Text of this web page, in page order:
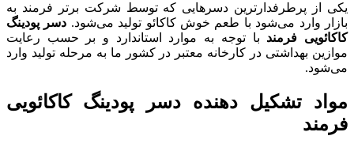
یکی از پرطرفدارترین دسرهایی که توسط شرکت برتر فرمند به
بازار وارد می‌شود با طعم خوش کاکائو تولید می‌شود. دسر پودینگ
کاکائویی فرمند با توجه به موارد استاندارد و بر حسب رعایت
موازین بهداشتی در کارخانه معتبر در کشور ما به مرحله تولید وارد
می‌شود.
مواد تشکیل دهنده دسر پودینگ کاکائویی
فرمند